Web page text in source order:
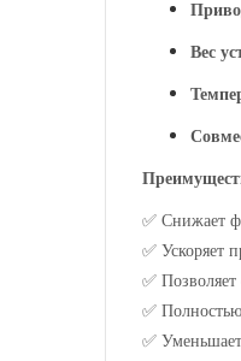
Вес
✅ Снижает
✅ Ускоряет
✅
✅
✅